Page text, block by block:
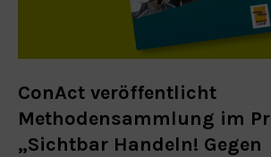
ConAct veröffentlicht
Methodensammlung im
„Sichtbar Handeln! Gegen